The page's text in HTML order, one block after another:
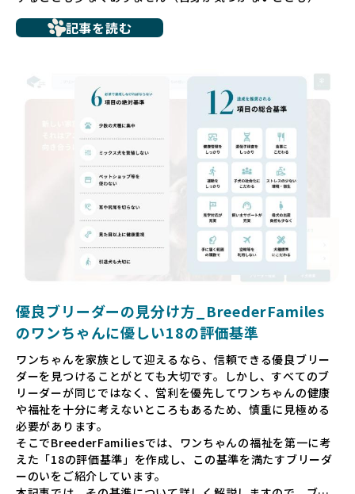
ち、健康面や社会性に問題を抱えていたり、またブリーダー
いるというケースもあります。こうした問題は、消費者にと
っても大きな負担であり、ワンちゃん自身にとっても非常に
だからこそ、私たちは正しい情報と安心して選べる場所を提
供すべきだと考えています。BreederFamiliesでは、ワンち
ゃんを家族のように愛する「優良ブリーダー」のみを独自の
厳しい基準で厳選し、その評価基準や評価結果をオープンに
しています。これにより、消費者の皆様が安心して子犬やブ
リーダーを選べる環境を整えています。
そして、消費者の皆様が正しい情報をもとに優良ブリーダー
を求めることで、ワンちゃんを家族のように愛する優良ブリ
ーダーが増え、営利優先の「悪徳ブリーダー」が自然と淘汰
される社会を目指しています。目の前の子犬だけでなく、親
ゃんに優しい世界を築いていきたいと考えています。
長するための環境が十分に整っていない場合が多く、販売ま
での間に過密な環境や長距離移動のストレスを受けることが
少なくありません。このような環境は、健康リスクや社会性
の問題につながりやすく、ワンちゃんにとっても望ましいと
は言えません。
こうした背景から、BreederFamiliesはペットショップを介
さない直接販売を採用するとともに、ペットオークションや
ペットショップを利用するブリーダーの掲載も行ってしませ
記事を読む
優良ブリーダーの見分け方_BreederFamiles
のワンちゃんに優しい18の評価基準
ワンちゃんを家族として迎えるなら、信頼できる優良ブリー
ダーを見つけることがとても大切です。しかし、すべてのブ
リーダーが同じではなく、営利を優先してワンちゃんの健康
や福祉を十分に考えないところもあるため、慎重に見極める
必要があります。
そこでBreederFamiliesでは、ワンちゃんの福祉を第一に考
えた「18の評価基準」を作成し、この基準を満たすブリーダ
ーのいをご紹介しています。